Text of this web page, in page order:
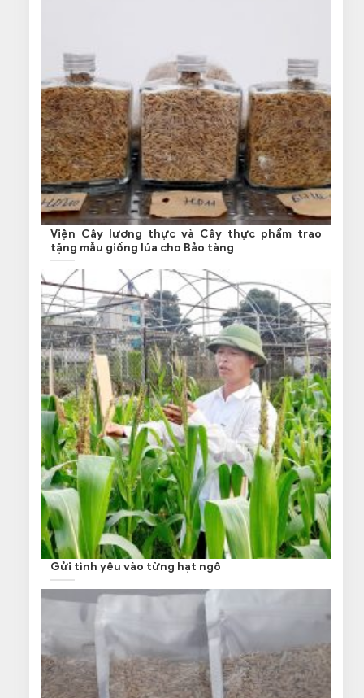
Viện Cây lương thực và Cây thực phẩm trao
tặng mẫu giống lúa cho Bảo tàng
Gửi tình yêu vào từng hạt ngô